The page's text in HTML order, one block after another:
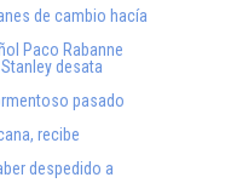
de cambio hacía
Paco Rabanne
desata
pasado
recibe
despedido a